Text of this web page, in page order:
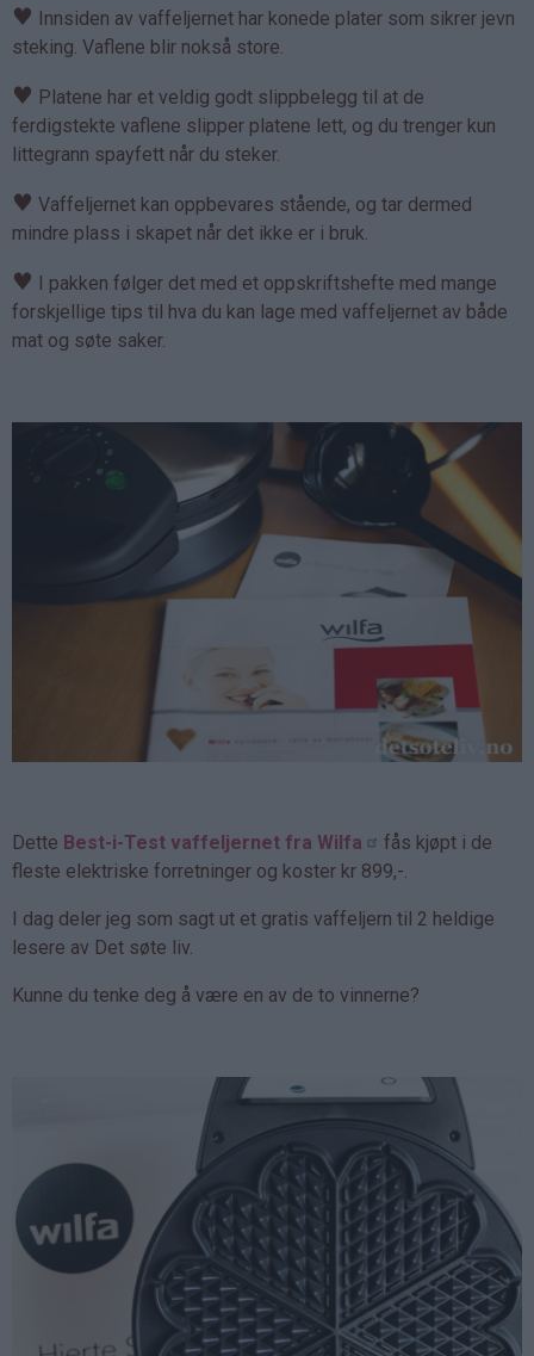
♥ Innsiden av vaffeljernet har konede plater som sikrer jevn
steking. Vaflene blir nokså store.
♥ Platene har et veldig godt slippbelegg til at de
ferdigstekte vaflene slipper platene lett, og du trenger kun
littegrann spayfett når du steker.
♥ Vaffeljernet kan oppbevares stående, og tar dermed
mindre plass i skapet når det ikke er i bruk.
♥ I pakken følger det med et oppskriftshefte med mange
forskjellige tips til hva du kan lage med vaffeljernet av både
mat og søte saker.
Dette Best-i-Test vaffeljernet fra Wilfa
fås kjøpt i de
fleste elektriske forretninger og koster kr 899,-.
I dag deler jeg som sagt ut et gratis vaffeljern til 2 heldige
lesere av Det søte liv.
Kunne du tenke deg å være en av de to vinnerne?